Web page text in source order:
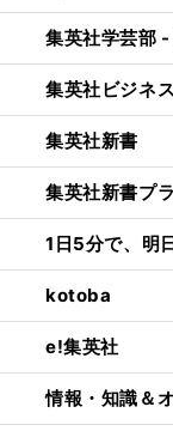
集英社学芸部
集英社ビジネ
集英社新書
集英社新書プ
1日5分で、明
kotoba
e!集英社
情報・知識＆